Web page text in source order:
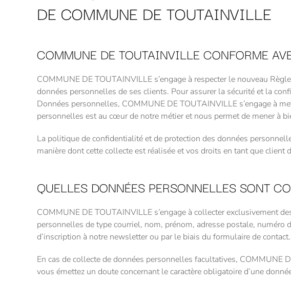
DE COMMUNE DE TOUTAINVILLE
COMMUNE DE TOUTAINVILLE CONFORME
COMMUNE DE TOUTAINVILLE s’engage à respecter le nouveau
données personnelles de ses clients. Pour assurer la sécurité et la
Données personnelles, COMMUNE DE TOUTAINVILLE s’engage à
personnelles est au cœur de notre métier et nous permet de mener à
La politique de confidentialité et de protection des données
manière dont cette collecte est réalisée et vos droits en tant que client
QUELLES DONNÉES PERSONNELLES SONT
COMMUNE DE TOUTAINVILLE s’engage à collecter exclusivement
personnelles de type courriel, nom, prénom, adresse postale,
d’inscription à notre newsletter ou par le biais du formulaire de contact.
En cas de collecte de données personnelles facultatives, COMMUNE
vous émettez un doute concernant le caractère obligatoire d’une